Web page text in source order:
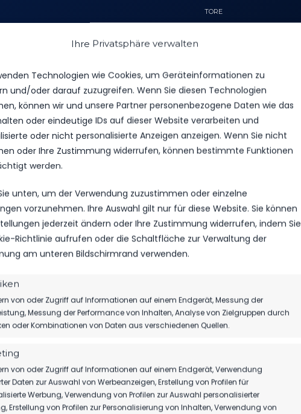
Ihre Privatsphäre verwalten
Technologien wie Cookies, um Geräteinformationen zu
und/oder darauf zuzugreifen. Wenn Sie diesen Technologien
können wir und unsere Partner personenbezogene Daten wie das
oder eindeutige IDs auf dieser Website verarbeiten und
oder nicht personalisierte Anzeigen anzeigen. Wenn Sie nicht
oder Ihre Zustimmung widerrufen, können bestimmte Funktionen
werden.
unten, um der Verwendung zuzustimmen oder einzelne
vorzunehmen. Ihre Auswahl gilt nur für diese Website. Sie können
jederzeit ändern oder Ihre Zustimmung widerrufen, indem Sie
Richtlinie aufrufen oder die Schaltfläche zur Verwaltung der
am unteren Bildschirmrand verwenden.
von oder Zugriff auf Informationen auf einem Endgerät, Messung der
Messung der Performance von Inhalten, Analyse von Zielgruppen durch
oder Kombinationen von Daten aus verschiedenen Quellen.
von oder Zugriff auf Informationen auf einem Endgerät, Verwendung
Daten zur Auswahl von Werbeanzeigen, Erstellung von Profilen für
Werbung, Verwendung von Profilen zur Auswahl personalisierter
Erstellung von Profilen zur Personalisierung von Inhalten, Verwendung von
TORE
VS.
TORE
ROTE KARTEN
WETTBEWERB SAISON